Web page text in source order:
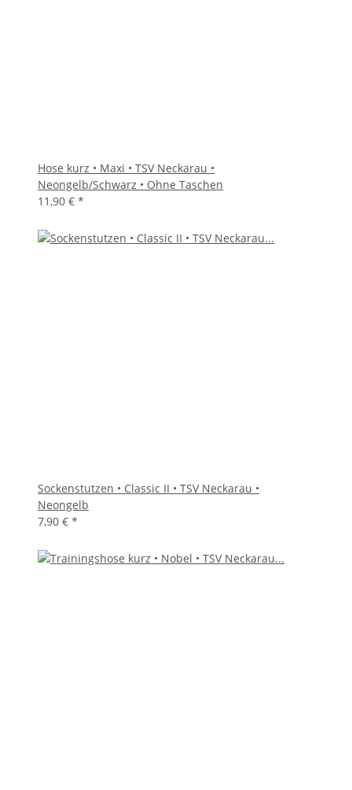
Hose kurz • Maxi • TSV Neckarau •
Neongelb/Schwarz • Ohne Taschen
11,90 € *
Sockenstutzen • Classic II • TSV Neckarau •
Neongelb
7,90 € *